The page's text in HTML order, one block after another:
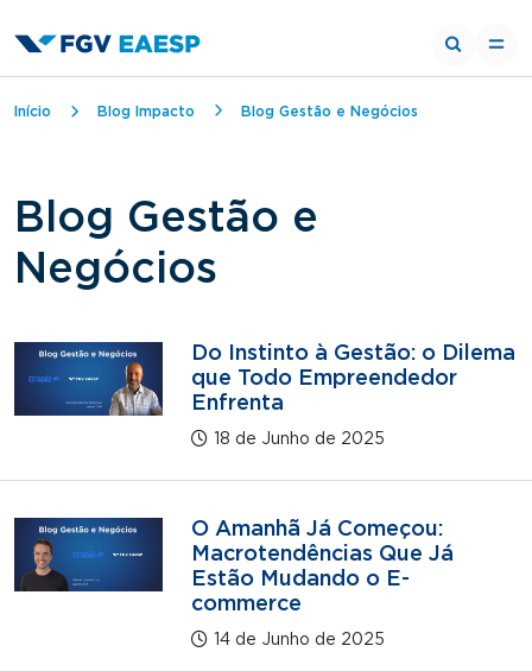
Trilha de navegação
Início Blog Impacto Blog Gestão e Negócios
Blog Gestão e
Negócios
Do Instinto à Gestão: o Dilema
que Todo Empreendedor
Enfrenta
18 de Junho de 2025
O Amanhã Já Começou:
Macrotendências Que Já
Estão Mudando o E-
commerce
14 de Junho de 2025